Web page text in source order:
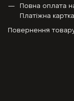
Повна оплата
Платіжна
Повернення